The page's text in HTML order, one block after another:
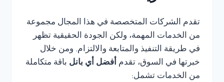
تقدم الشركات المتخصصة في هذا المجال مجموعة
من الخدمات المهمة، ولكن الجودة الحقيقية تظهر
في طريقة التنفيذ والمتابعة والالتزام. ومن خلال
خبرتها في السوق، تقدم أفضل أي بانل باقة متكاملة
من الخدمات تشمل: